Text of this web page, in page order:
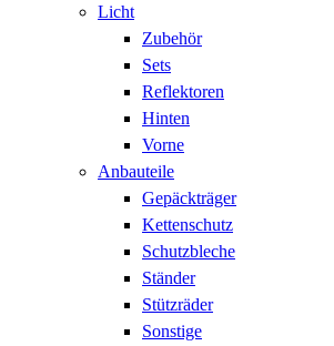
Licht
Zubehör
Sets
Reflektoren
Hinten
Vorne
Anbauteile
Gepäckträger
Kettenschutz
Schutzbleche
Ständer
Stützräder
Sonstige